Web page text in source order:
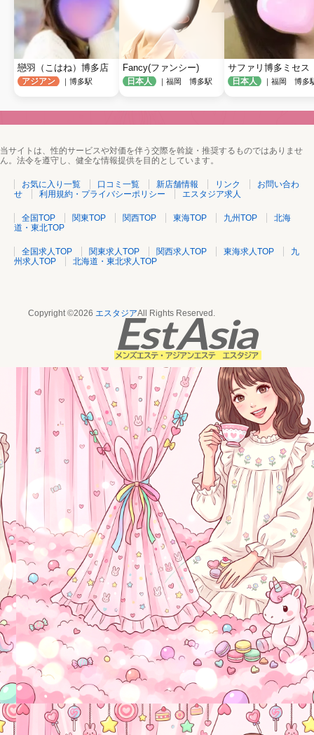
戀羽（こはね）博多店
アジアン ｜博多駅
Fancy(ファンシー)
日本人 ｜福岡 博多駅
サファリ博多ミセス
日本人 ｜福岡 博多
当サイトは、性的サービスや対価を伴う交際を斡旋・推奨するものではありませ
ん。法令を遵守し、健全な情報提供を目的としています。
お気に入り一覧 口コミ一覧 新店舗情報 リンク
お問い合わ
せ
利用規約・プライバシーポリシー エスタジア求人
全国TOP 関東TOP 関西TOP 東海TOP 九州TOP
北海
道・東北TOP
全国求人TOP 関東求人TOP 関西求人TOP 東海求人TOP
九
州求人TOP
北海道・東北求人TOP
Copyright ©2026 エスタジアAll Rights Reserved.